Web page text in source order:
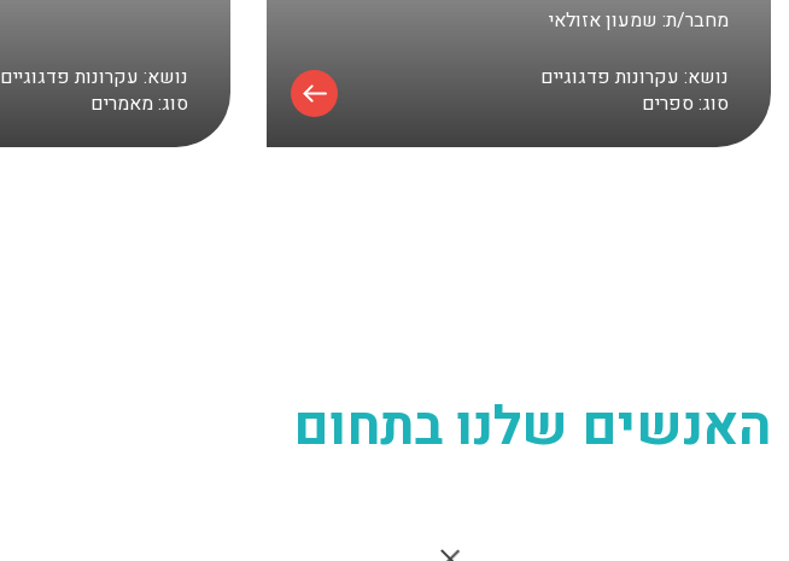
מחבר/ת: שמעון אזולאי
נושא: עקרונות פדגוגיים
סוג:ספרים
נושא: עקרונות פדגוגיים
סוג:מאמרים
האנשים שלנו בתחום